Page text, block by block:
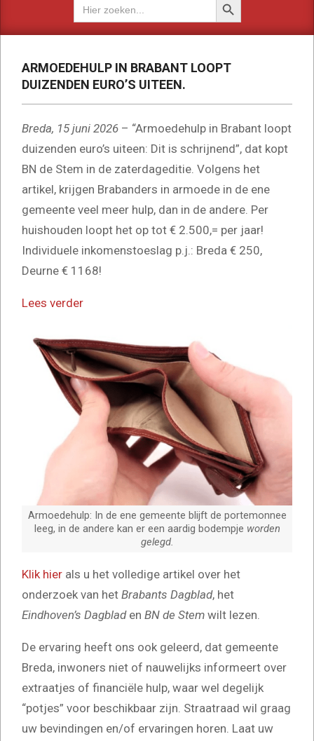
naar:
ARMOEDEHULP IN BRABANT LOOPT
DUIZENDEN EURO’S UITEEN.
Breda, 15 juni 2026 – “Armoedehulp in Brabant loopt
duizenden euro’s uiteen: Dit is schrijnend”, dat kopt
BN de Stem in de zaterdageditie. Volgens het
artikel, krijgen Brabanders in armoede in de ene
gemeente veel meer hulp, dan in de andere. Per
huishouden loopt het op tot € 2.500,= per jaar!
Individuele inkomenstoeslag p.j.: Breda € 250,
Deurne € 1168!
Lees verder:
in
Brabant
loopt
duizenden
euro’s
uiteen.
Armoedehulp: In de ene gemeente blijft de portemonnee
leeg, in de andere kan er een aardig bodempje worden
gelegd.
Klik hier als u het volledige artikel over het
onderzoek van het Brabants Dagblad, het
Eindhoven’s Dagbladen BN de Stem wilt lezen.
De ervaring heeft ons ook geleerd, dat gemeente
Breda, inwoners niet of nauwelijks informeert over
extraatjes of financiële hulp, waar wel degelijk
“potjes” voor beschikbaar zijn. Straatraad wil graag
uw bevindingen en/of ervaringen horen. Laat uw